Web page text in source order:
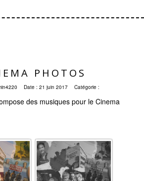
PHOTOS
Date : 21 juin 2017 Catégorie :
des musiques pour le Cinema